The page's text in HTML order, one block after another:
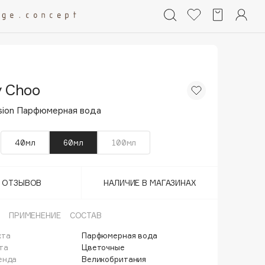
Choo
Парфюмерная вода
40мл 60мл 100мл
ОТЗЫВОВ НАЛИЧИЕ В МАГАЗИНАХ
ПРИМЕНЕНИЕ СОСТАВ
Парфюмерная вода
Цветочные
Великобритания